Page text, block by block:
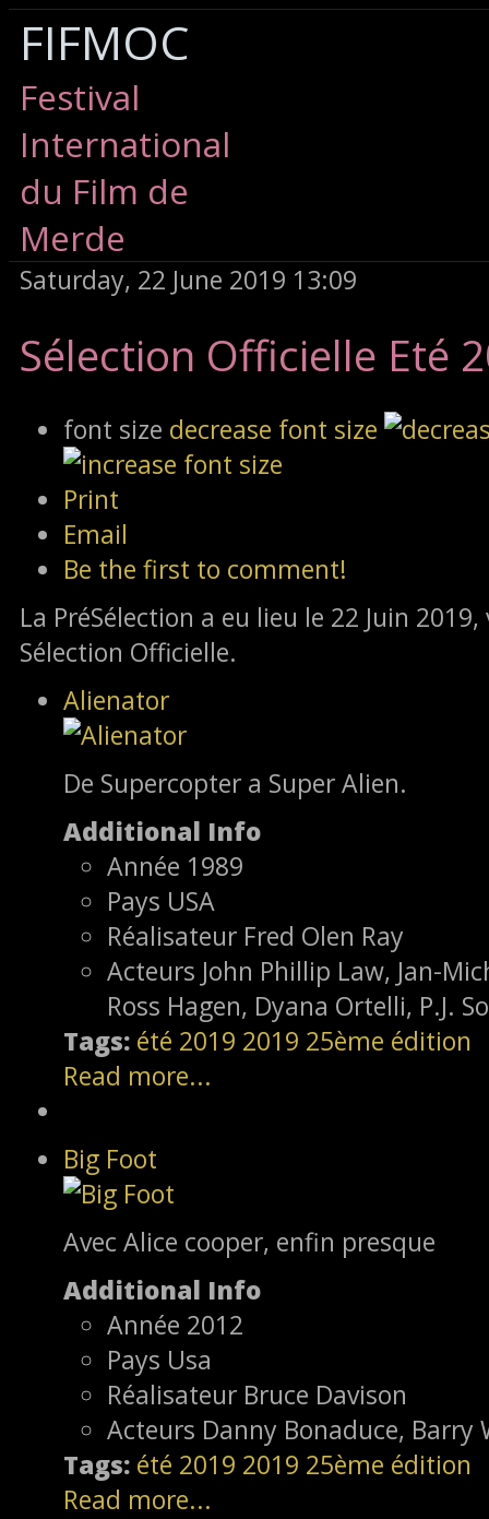
FIFMOC
Festival
International
du Film de
Merde
Saturday, 22 June 2019 13:09
Sélection Officielle Eté
font size decrease font size
Print
Email
Be the first to comment!
La PréSélection a eu lieu le 22 Juin
Sélection Officielle.
Alienator
De Supercopter a Super Alien.
Additional Info
Année 1989
Pays USA
Réalisateur Fred Olen Ray
Acteurs John Phillip Law, Jan-
Ross Hagen, Dyana Ortelli, P.J.
Tags: été 2019 2019 25ème édition
Read more...
Big Foot
Avec Alice cooper, enfin presque
Additional Info
Année 2012
Pays Usa
Réalisateur Bruce Davison
Acteurs Danny Bonaduce, Barry
Tags: été 2019 2019 25ème édition
Read more...